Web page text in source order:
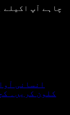
چاہے آپ اکیلے
کلون کریں۔